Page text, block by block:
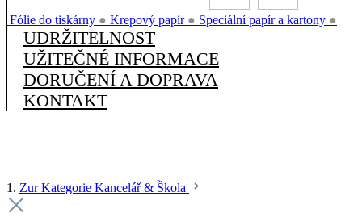
Fólie do tiskárny ● Krepový papír ● Speciální papír a kartony ●
UDRŽITELNOST
UŽITEČNÉ INFORMACE
DORUČENÍ A DOPRAVA
KONTAKT
1. Zur Kategorie Kancelář & Škola